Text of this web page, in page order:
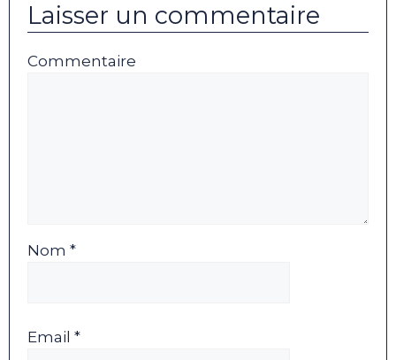
Laisser un commentaire
Commentaire
Nom *
Email *